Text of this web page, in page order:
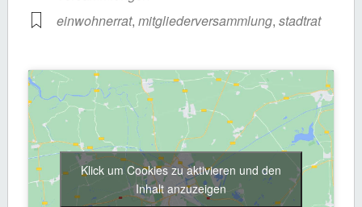
einwohnerrat, mitgliederversammlung, stadtrat
Klick um Cookies zu aktivieren und den
Inhalt anzuzeigen